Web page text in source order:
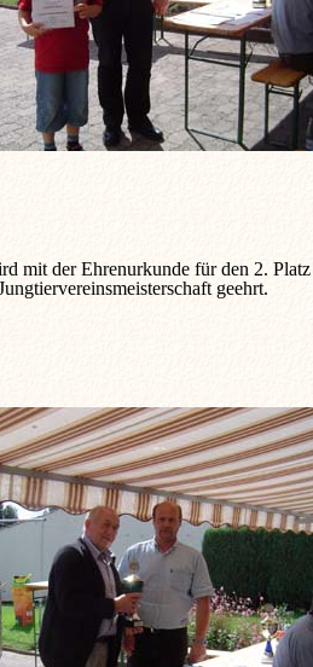
mit der Ehrenurkunde für den 2.
geehrt.